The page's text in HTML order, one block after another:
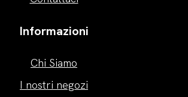
Informazioni
Chi Siamo
I nostri negozi